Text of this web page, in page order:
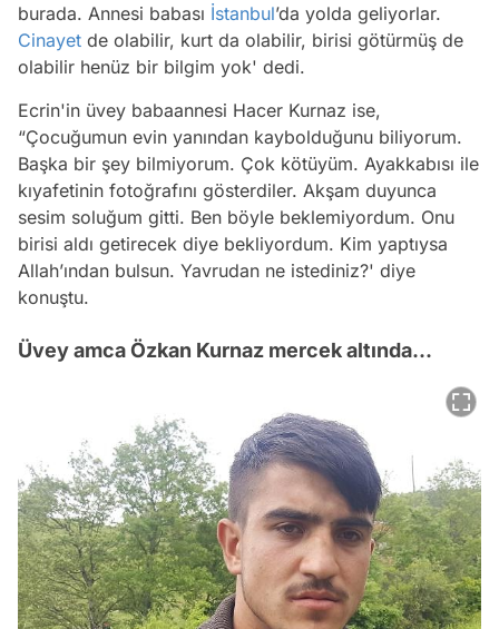
burada. Annesi babası İstanbul’da yolda geliyorlar.
Cinayet de olabilir, kurt da olabilir, birisi götürmüş de
olabilir henüz bir bilgim yok' dedi.
Ecrin'in üvey babaannesi Hacer Kurnaz ise,
“Çocuğumun evin yanından kaybolduğunu biliyorum.
Başka bir şey bilmiyorum. Çok kötüyüm. Ayakkabısı ile
kıyafetinin fotoğrafını gösterdiler. Akşam duyunca
sesim soluğum gitti. Ben böyle beklemiyordum. Onu
birisi aldı getirecek diye bekliyordum. Kim yaptıysa
Allah’ından bulsun. Yavrudan ne istediniz?' diye
konuştu.
Üvey amca Özkan Kurnaz mercek altında...